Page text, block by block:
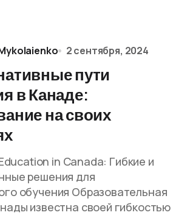
2 сентября, 2024
пути
в Канаде:
на своих
in Canada: Гибкие и
решения для
обучения Образовательная
известна своей гибкостью